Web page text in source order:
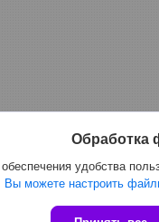
Обработка
удобства
Вы можете настроить